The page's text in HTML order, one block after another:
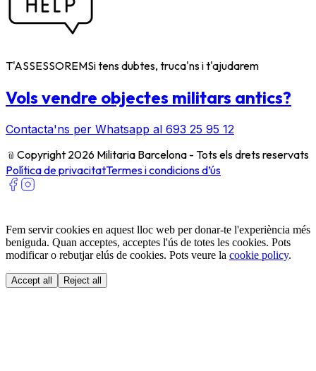
T'ASSESSOREMSi tens dubtes, truca'ns i t'ajudarem
Vols vendre objectes militars antics?
Contacta'ns per Whatsapp al 693 25 95 12
﹫ Copyright 2026 Militaria Barcelona - Tots els drets reservats
Política de privacitatTermes i condicions d’ús
Fem servir cookies en aquest lloc web per donar-te l'experiència més
beniguda. Quan acceptes, acceptes l'ús de totes les cookies. Pots
modificar o rebutjar elús de cookies. Pots veure la cookie policy.
Accept all Reject all